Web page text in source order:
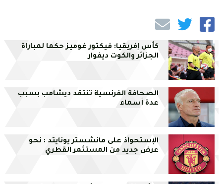
كأس إفريقيا: فيكتور غوميز حكما لمباراة
الجزائر والكوت ديفوار
الصحافة الفرنسية تنتقد ديشامب بسبب
عدة أسماء
الإستحواذ على مانشستر يونايتد : نحو
عرض جديد من المستثمر القطري